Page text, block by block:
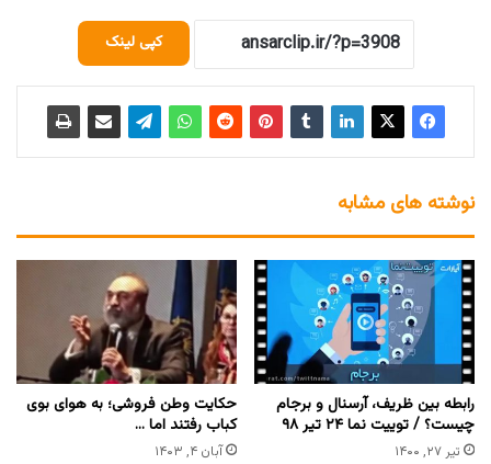
کپی لینک
نوشته های مشابه
رابطه بین ظریف، آرسنال و برجام
چیست؟ / توییت نما ۲۴ تیر ۹۸
تیر ۲۷, ۱۴۰۰
حکایت وطن فروشی؛ به هوای بوی
کباب رفتند اما …
آبان ۴, ۱۴۰۳